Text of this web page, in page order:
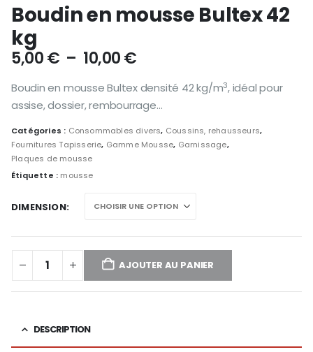
Boudin en mousse Bultex 42
kg
5,00€ – 10,00€
prix :
5,00 €
à
10,00 €
Boudin en mousse Bultex densité 42 kg/m3, idéal pour
assise, dossier, rembourrage…
Catégories : Consommables divers, Coussins, rehausseurs,
Fournitures Tapisserie, Gamme Mousse, Garnissage,
Plaques de mousse
Étiquette : mousse
DIMENSION
AJOUTER AU PANIER
DESCRIPTION